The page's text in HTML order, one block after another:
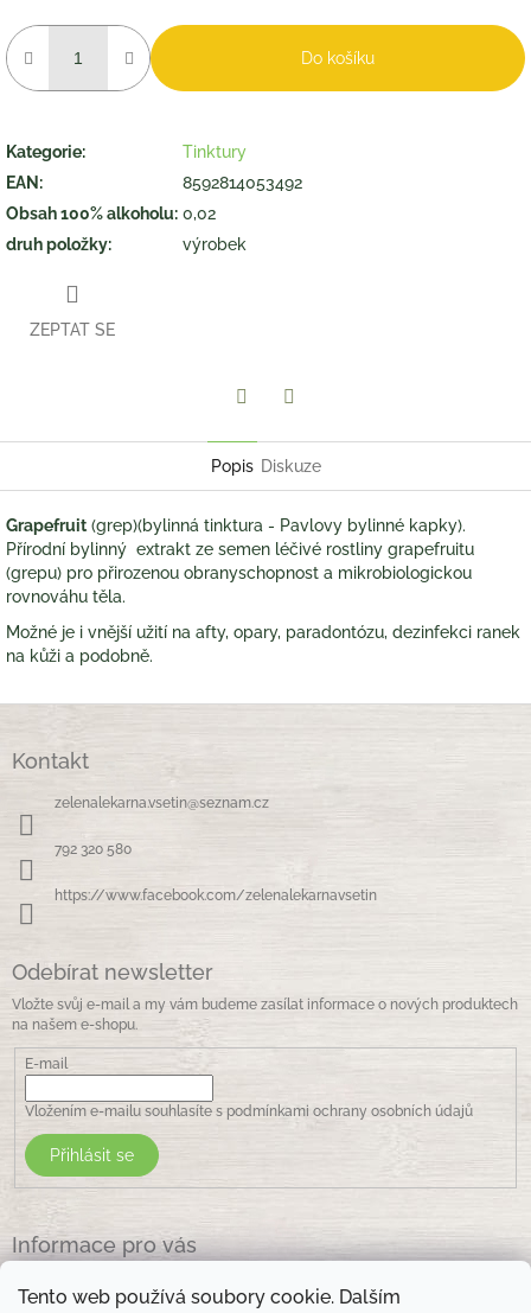
Tento web používá soubory cookie. Dalším
Do košíku
Kategorie:
Tinktury
EAN :
8592814053492
Obsah 100% alkoholu: 0,02
druh položky: výrobek
ZEPTAT SE
Popis Diskuze
Grapefruit (grep)(bylinná tinktura - Pavlovy bylinné kapky).
Přírodní bylinný extrakt ze semen léčivé rostliny grapefruitu
(grepu) pro přirozenou obranyschopnost a mikrobiologickou
rovnováhu těla.
Možné je i vnější užití na afty, opary, paradontózu, dezinfekci ranek
na kůži a podobně.
Kontakt
zelenalekarna.vsetin@seznam.cz
792 320 580
https://www.facebook.com/zelenalekarnavsetin
Odebírat newsletter
Vložte svůj e-mail a my vám budeme zasílat informace o nových produktech
na našem e-shopu.
E-mail
Vložením e-mailu souhlasíte s podmínkami ochrany osobních údajů
Přihlásit se
Informace pro vás
Obchodní podmínky